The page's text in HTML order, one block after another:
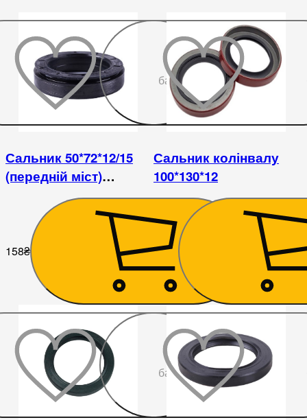
До
бажаного
Сальник 50*72*12/15
(передній міст)
158₴
Сальник колінвалу
100*130*12
252₴
До
бажаного